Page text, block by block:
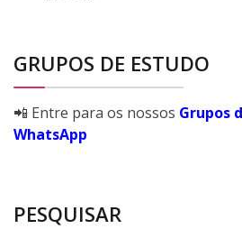
GRUPOS DE ESTUDO
📲 Entre para os nossos Grupos
WhatsApp
PESQUISAR